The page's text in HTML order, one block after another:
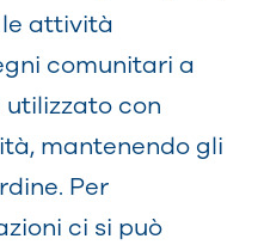
attività
comunitari a
con
mantenendo gli
Per
ci si può